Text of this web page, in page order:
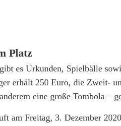
Platz
es Urkunden, Spielbälle
erhält 250 Euro, die Zweit-
eine große Tombola –
am Freitag, 3. Dezember